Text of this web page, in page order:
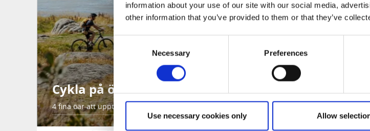
information about your use of our site with our social media,
other information that you’ve provided to them or that they’ve
Consent
Necessary Preferences
Use necessary cookies only Allow
Cykla på öar
4 fina öar att upptäcka i Västsverige.